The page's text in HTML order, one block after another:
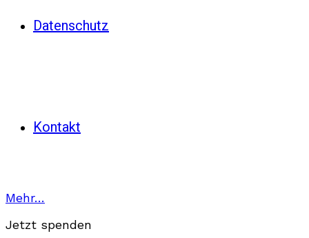
Datenschutz
Kontakt
Mehr…
Jetzt spenden